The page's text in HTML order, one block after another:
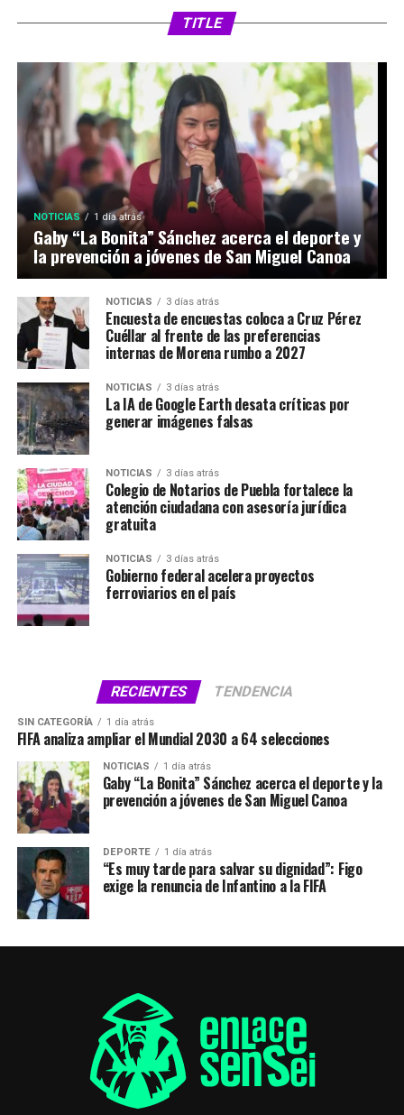
TITLE
FIFA analiza ampliar el Mundial 2030 a 64
selecciones
NOTICIAS 1 día atrás
Gaby “La Bonita” Sánchez acerca el deporte y
la prevención a jóvenes de San Miguel Canoa
NOTICIAS 3 días atrás
Encuesta de encuestas coloca a Cruz Pérez
Cuéllar al frente de las preferencias
internas de Morena rumbo a 2027
NOTICIAS 3 días atrás
La IA de Google Earth desata críticas por
generar imágenes falsas
NOTICIAS 3 días atrás
Colegio de Notarios de Puebla fortalece la
atención ciudadana con asesoría jurídica
gratuita
NOTICIAS 3 días atrás
Gobierno federal acelera proyectos
ferroviarios en el país
RECIENTES TENDENCIA
SIN CATEGORÍA 1 día atrás
FIFA analiza ampliar el Mundial 2030 a 64 selecciones
NOTICIAS 1 día atrás
Gaby “La Bonita” Sánchez acerca el deporte y la
prevención a jóvenes de San Miguel Canoa
DEPORTE 1 día atrás
“Es muy tarde para salvar su dignidad”: Figo
exige la renuncia de Infantino a la FIFA